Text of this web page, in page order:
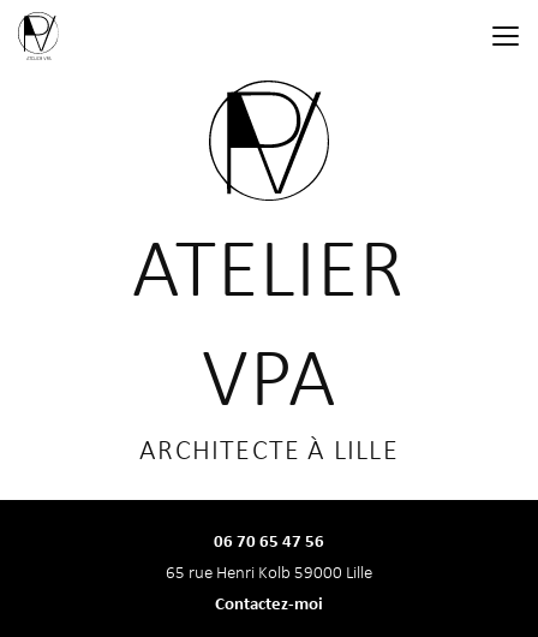
Aller
contenu
ATELIER
VPA
ARCHITECTE À LILLE
06 70 65 47 56
65 rue Henri Kolb 59000 Lille
Contactez-moi